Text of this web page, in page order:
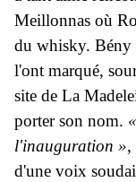
Meillonnas où
du whisky. Bény
l'ont marqué,
site de La
porter son nom.
l'inauguration »,
d'une voix